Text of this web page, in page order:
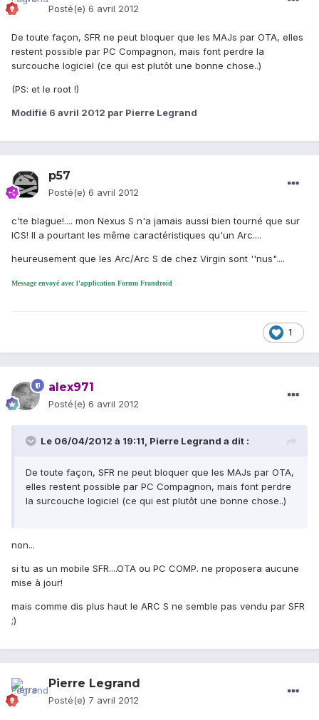
Posté(e) 6 avril 2012
De toute façon, SFR ne peut bloquer que les MAJs par OTA, elles
restent possible par PC Compagnon, mais font perdre la
surcouche logiciel (ce qui est plutôt une bonne chose..)
(PS: et le root !)
Modifié 6 avril 2012 par Pierre Legrand
p57
Posté(e) 6 avril 2012
c'te blague!.... mon Nexus S n'a jamais aussi bien tourné que sur
ICS! Il a pourtant les même caractéristiques qu'un Arc....
heureusement que les Arc/Arc S de chez Virgin sont ''nus"....
Message envoyé avec l'application Forum Frandroid
1
alex971
Posté(e) 6 avril 2012
Le 06/04/2012 à 19:11, Pierre Legrand a dit :
De toute façon, SFR ne peut bloquer que les MAJs par OTA,
elles restent possible par PC Compagnon, mais font perdre
la surcouche logiciel (ce qui est plutôt une bonne chose..)
non...
si tu as un mobile SFR....OTA ou PC COMP. ne proposera aucune
mise à jour!
mais comme dis plus haut le ARC S ne semble pas vendu par SFR
;)
Pierre Legrand
Posté(e) 7 avril 2012